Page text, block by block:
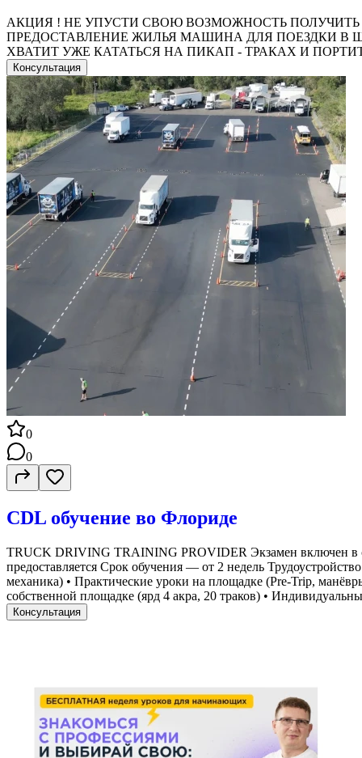
АКЦИЯ ! НЕ УПУСТИ СВОЮ ВОЗМОЖНОСТЬ ПОЛУЧИТЬ CDL
ПРЕДОСТАВЛЕНИЕ ЖИЛЬЯ МАШИНА ДЛЯ ПОЕЗДКИ В
ХВАТИТ УЖЕ КАТАТЬСЯ НА ПИКАП - ТРАКАХ И ПОРТИТЬ
Консультация
0
0
CDL обучение во Флориде
TRUCK DRIVING TRAINING PROVIDER Экзамен включен в
предоставляется Срок обучения — от 2 недель
механика) • Практические уроки на площадке (Pre-Trip,
собственной площадке (ярд 4 акра, 20 траков) •
Консультация